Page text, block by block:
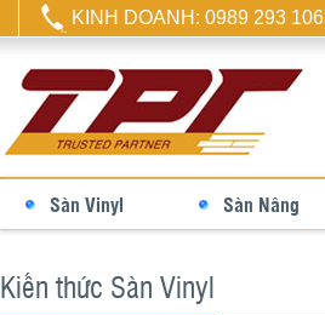
KINH DOANH: 0989 293 106
Sàn Vinyl Sàn Nâng
Kiến thức Sàn Vinyl